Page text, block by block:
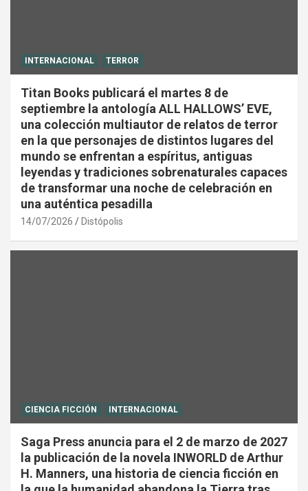
INTERNACIONAL TERROR
Titan Books publicará el martes 8 de
septiembre la antología ALL HALLOWS’ EVE,
una colección multiautor de relatos de terror
en la que personajes de distintos lugares del
mundo se enfrentan a espíritus, antiguas
leyendas y tradiciones sobrenaturales capaces
de transformar una noche de celebración en
una auténtica pesadilla
14/07/2026 Distópolis
CIENCIA FICCIÓN INTERNACIONAL
Saga Press anuncia para el 2 de marzo de 2027
la publicación de la novela INWORLD de Arthur
H. Manners, una historia de ciencia ficción en